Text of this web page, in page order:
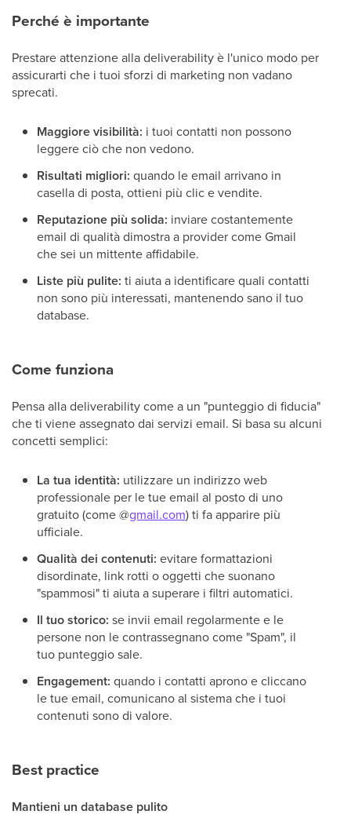
Perché è importante
Prestare attenzione alla deliverability è l'unico modo per
assicurarti che i tuoi sforzi di marketing non vadano
sprecati.
Maggiore visibilità: i tuoi contatti non possono
leggere ciò che non vedono.
Risultati migliori: quando le email arrivano in
casella di posta, ottieni più clic e vendite.
Reputazione più solida: inviare costantemente
email di qualità dimostra a provider come Gmail
che sei un mittente affidabile.
Liste più pulite: ti aiuta a identificare quali contatti
non sono più interessati, mantenendo sano il tuo
database.
Come funziona
Pensa alla deliverability come a un "punteggio di fiducia"
che ti viene assegnato dai servizi email. Si basa su alcuni
concetti semplici:
La tua identità: utilizzare un indirizzo web
professionale per le tue email al posto di uno
gratuito (come @gmail.com) ti fa apparire più
ufficiale.
Qualità dei contenuti: evitare formattazioni
disordinate, link rotti o oggetti che suonano
"spammosi" ti aiuta a superare i filtri automatici.
Il tuo storico: se invii email regolarmente e le
persone non le contrassegnano come "Spam", il
tuo punteggio sale.
Engagement: quando i contatti aprono e cliccano
le tue email, comunicano al sistema che i tuoi
contenuti sono di valore.
Best practice
Mantieni un database pulito